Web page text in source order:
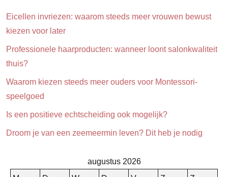
Eicellen invriezen: waarom steeds meer vrouwen bewust
kiezen voor later
Professionele haarproducten: wanneer loont salonkwaliteit
thuis?
Waarom kiezen steeds meer ouders voor Montessori-
speelgoed
Is een positieve echtscheiding ook mogelijk?
Droom je van een zeemeermin leven? Dit heb je nodig
augustus 2026